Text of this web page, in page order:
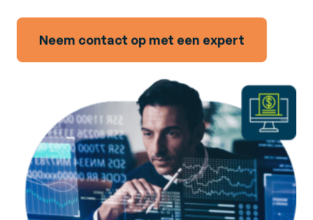
Neem contact op met een expert